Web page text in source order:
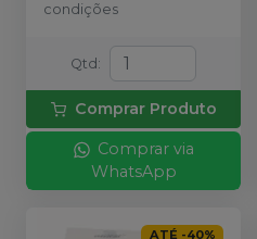
condições
Qtd :
Comprar Produto
Comprar via
WhatsApp
ATÉ -40%